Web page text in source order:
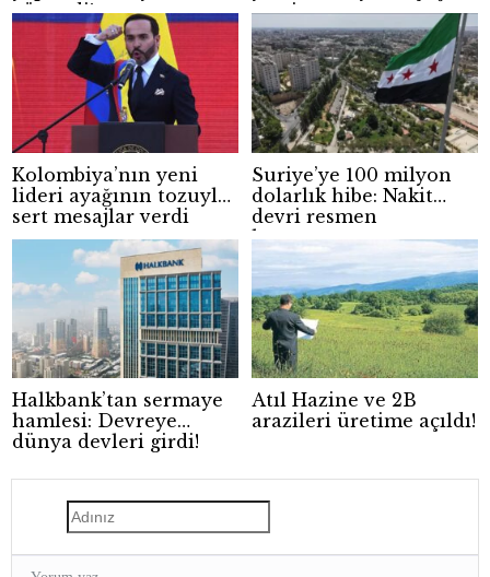
gösterdi!
geçti
Kolombiya’nın yeni
lideri ayağının tozuyla
sert mesajlar verdi
Suriye’ye 100 milyon
dolarlık hibe: Nakit
devri resmen
kapanıyor
Halkbank’tan sermaye
hamlesi: Devreye
dünya devleri girdi!
Atıl Hazine ve 2B
arazileri üretime açıldı!